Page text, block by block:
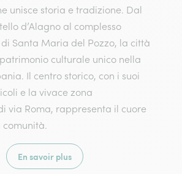
unisce storia e tradizione. Dal
d’Alagno al complesso
Santa Maria del Pozzo, la città
culturale unico nella
Il centro storico, con i suoi
e la vivace zona
via Roma, rappresenta il cuore
En savoir plus